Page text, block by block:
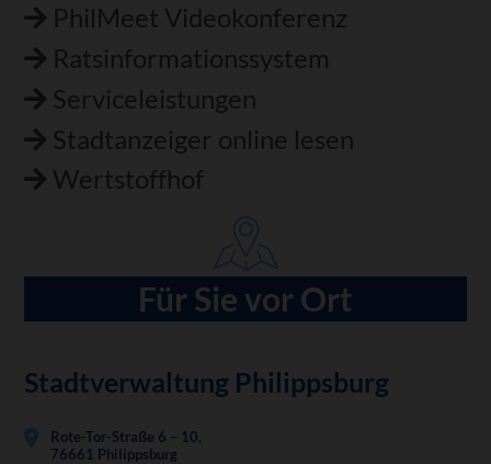
PhilMeet Videokonferenz
Ratsinformationssystem
Serviceleistungen
Stadtanzeiger online lesen
Wertstoffhof
Für Sie vor Ort
Stadtverwaltung Philippsburg
Rote-Tor-Straße 6 – 10,
76661 Philippsburg